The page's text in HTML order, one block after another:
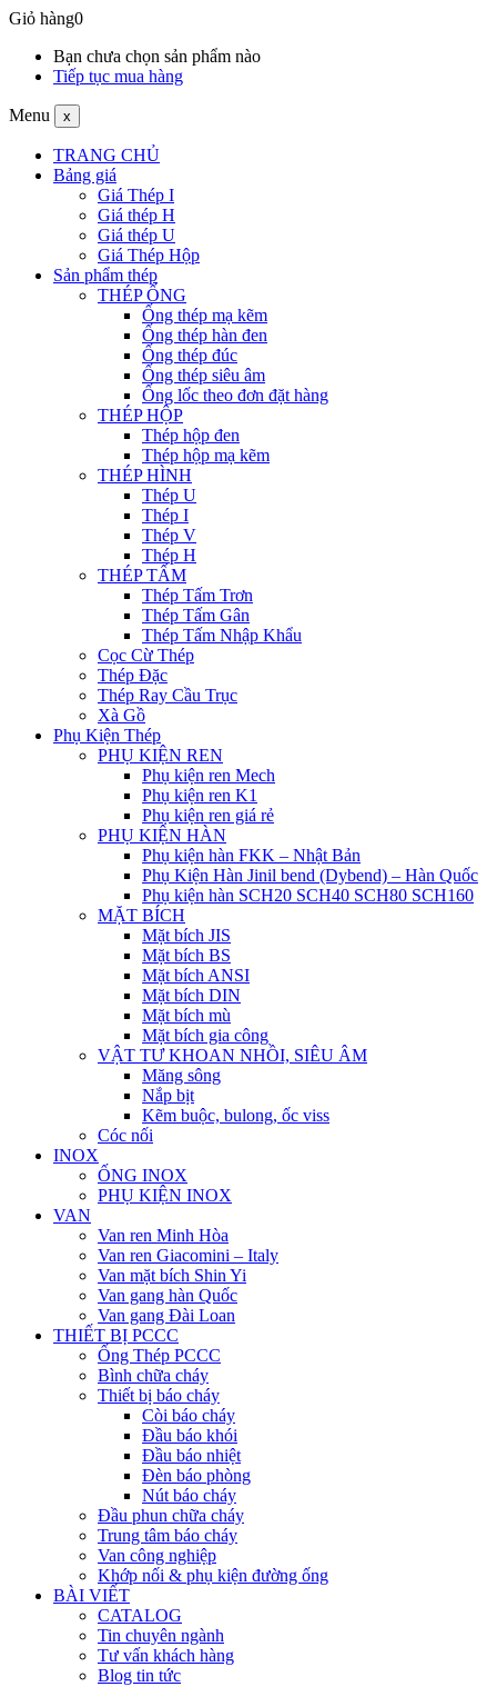
Giỏ hàng0
Bạn chưa chọn sản phẩm nào
Tiếp tục mua hàng
Menu x
TRANG CHỦ
Bảng giá
Giá Thép I
Giá thép H
Giá thép U
Giá Thép Hộp
Sản phẩm thép
THÉP ỐNG
Ống thép mạ kẽm
Ống thép hàn đen
Ống thép đúc
Ống thép siêu âm
Ống lốc theo đơn đặt hàng
THÉP HỘP
Thép hộp đen
Thép hộp mạ kẽm
THÉP HÌNH
Thép U
Thép I
Thép V
Thép H
THÉP TẤM
Thép Tấm Trơn
Thép Tấm Gân
Thép Tấm Nhập Khẩu
Cọc Cừ Thép
Thép Đặc
Thép Ray Cầu Trục
Xà Gồ
Phụ Kiện Thép
PHỤ KIỆN REN
Phụ kiện ren Mech
Phụ kiện ren K1
Phụ kiện ren giá rẻ
PHỤ KIỆN HÀN
Phụ kiện hàn FKK – Nhật Bản
Phụ Kiện Hàn Jinil bend (Dybend) – Hàn Quốc
Phụ kiện hàn SCH20 SCH40 SCH80 SCH160
MẶT BÍCH
Mặt bích JIS
Mặt bích BS
Mặt bích ANSI
Mặt bích DIN
Mặt bích mù
Mặt bích gia công
VẬT TƯ KHOAN NHỒI, SIÊU ÂM
Măng sông
Nắp bịt
Kẽm buộc, bulong, ốc viss
Cóc nối
INOX
ỐNG INOX
PHỤ KIỆN INOX
VAN
Van ren Minh Hòa
Van ren Giacomini – Italy
Van mặt bích Shin Yi
Van gang hàn Quốc
Van gang Đài Loan
THIẾT BỊ PCCC
Ống Thép PCCC
Bình chữa cháy
Thiết bị báo cháy
Còi báo cháy
Đầu báo khói
Đầu báo nhiệt
Đèn báo phòng
Nút báo cháy
Đầu phun chữa cháy
Trung tâm báo cháy
Van công nghiệp
Khớp nối & phụ kiện đường ống
BÀI VIẾT
CATALOG
Tin chuyên ngành
Tư vấn khách hàng
Blog tin tức